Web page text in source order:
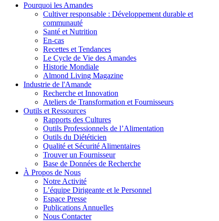
Pourquoi les Amandes
Cultiver responsable : Développement durable et
communauté
Santé et Nutrition
En-cas
Recettes et Tendances
Le Cycle de Vie des Amandes
Historie Mondiale
Almond Living Magazine
Industrie de l'Amande
Recherche et Innovation
Ateliers de Transformation et Fournisseurs
Outils et Ressources
Rapports des Cultures
Outils Professionnels de l’Alimentation
Outils du Diététicien
Qualité et Sécurité Alimentaires
Trouver un Fournisseur
Base de Données de Recherche
À Propos de Nous
Notre Activité
L’équipe Dirigeante et le Personnel
Espace Presse
Publications Annuelles
Nous Contacter